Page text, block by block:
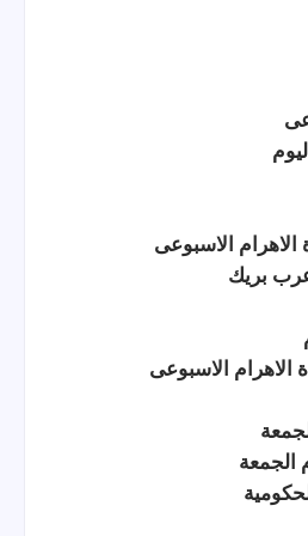
الاسبوعى
بريك
الاسبوعى
الجمعة